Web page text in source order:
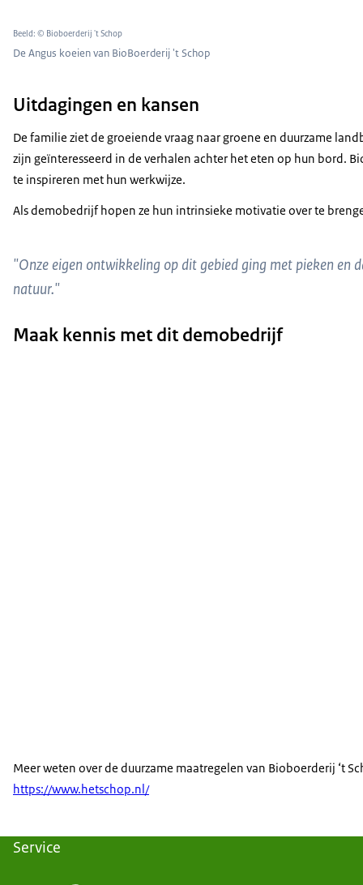
Beeld: © Bioboerderij 't Schop
De Angus koeien van BioBoerderij 't Schop
Uitdagingen en kansen
De familie ziet de groeiende vraag naar groene en duurzame
zijn geïnteresseerd in de verhalen achter het eten op hun bord.
te inspireren met hun werkwijze.
Als demobedrijf hopen ze hun intrinsieke motivatie over te
"Onze eigen ontwikkeling op dit gebied ging met pieken en
natuur."
Maak kennis met dit demobedrijf
Meer weten over de duurzame maatregelen van Bioboerderij ‘t
https://www.hetschop.nl/
Service